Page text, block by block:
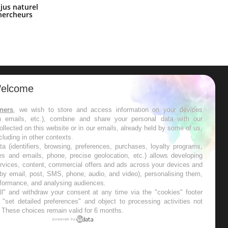
jus naturel
les semaines les meilleures
, we wish to store and access information on your devices
emails, etc.), combine and share your personal data with our
on this website or in our emails, already held by some of us,
in other contexts.
(identifiers, browsing, preferences, purchases, loyalty programs,
and emails, phone, precise geolocation, etc.) allows developing
content, commercial offers and ads across your devices and
email, post, SMS, phone, audio, and video), personalising them,
and analysing audiences.
and withdraw your consent at any time via the "cookies" footer
detailed preferences" and object to processing activities not
choices remain valid for 6 months.
powered by